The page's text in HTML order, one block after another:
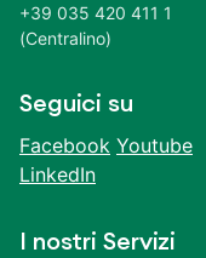
+39 035 420 411 1
(Centralino)
Seguici su
Facebook Youtube
LinkedIn
I nostri Servizi